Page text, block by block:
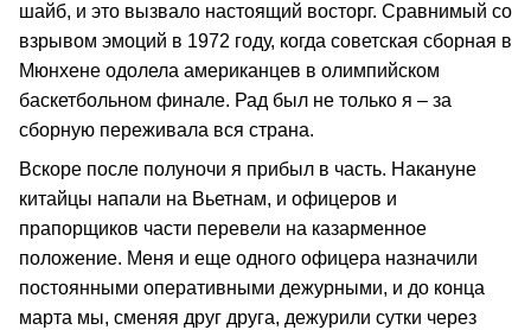
шайб, и это вызвало настоящий восторг. Сравнимый со
взрывом эмоций в 1972 году, когда советская сборная в
Мюнхене одолела американцев в олимпийском
баскетбольном финале. Рад был не только я – за
сборную переживала вся страна.
Вскоре после полуночи я прибыл в часть. Накануне
китайцы напали на Вьетнам, и офицеров и
прапорщиков части перевели на казарменное
положение. Меня и еще одного офицера назначили
постоянными оперативными дежурными, и до конца
марта мы, сменяя друг друга, дежурили сутки через